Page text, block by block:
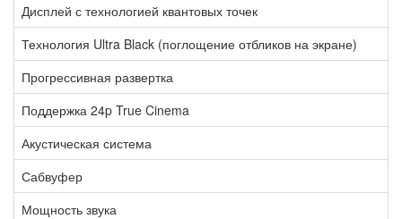
Дисплей с технологией квантовых точек
Технология Ultra Black (поглощение отбликов на экране)
Прогрессивная развертка
Поддержка 24p True Cinema
Акустическая система
Сабвуфер
Мощность звука